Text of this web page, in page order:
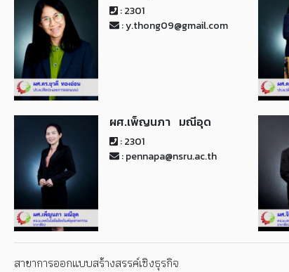
: 2301
: y.thong09@gmail.com
ผศ.เพ็ญนภา มณีอุด
: 2301
: pennapa@nsru.ac.th
สาขาการออกแบบสร้างสรรค์เชิงธุรกิจ